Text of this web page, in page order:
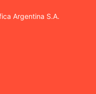
Argentina S.A.